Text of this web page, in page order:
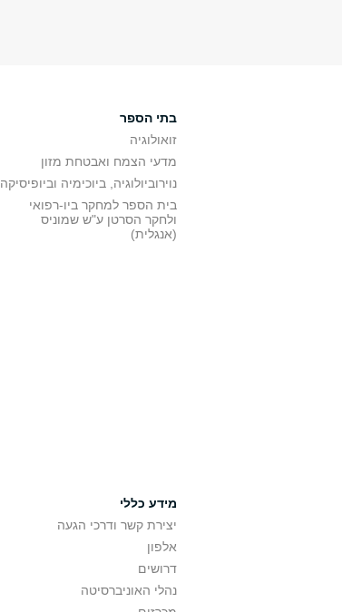
בתי הספר
זואולוגיה
מדעי הצמח ואבטחת מזון
נוירוביולוגיה, ביוכימיה וביופיסיקה
בית הספר למחקר ביו-רפואי
ולחקר הסרטן ע"ש שמוניס
(אנגלית)
מידע כללי
יצירת קשר ודרכי הגעה
אלפון
דרושים
נהלי האוניברסיטה